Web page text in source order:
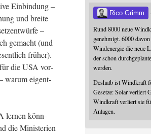
Ein­bin­dung –
und brei­te
–
gemacht (und
frü­her).
für die USA vor­
war­um eigent­
ler­nen könn­
die Minis­te­ri­en
Rico Grimm
Rund 8000 neue
genehmigt. 6000
Windenergie die neue
der schon
werden.
Deshalb ist Windkraft
Gesetze: Solar verliert
Windkraft verliert sie
Anlagen.